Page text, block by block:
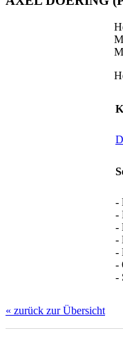
-
-
-
-
-
-
-
« zurück zur Übersicht